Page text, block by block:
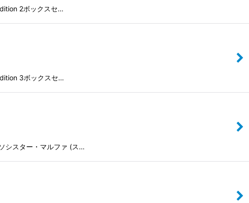
2ボックスセ…
3ボックスセ…
シスター・マルファ (ス…